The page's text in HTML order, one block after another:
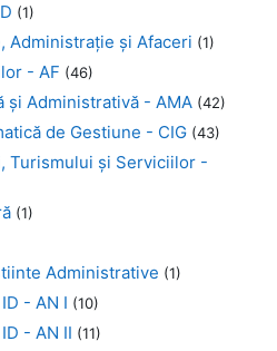
(1)
Administraţie şi Afaceri (1)
- AF (46)
şi Administrativă - AMA (42)
de Gestiune - CIG (43)
Turismului şi Serviciilor -
(1)
Administrative (1)
- AN I (10)
- AN II (11)